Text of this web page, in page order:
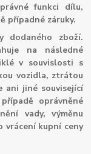
funkci dílu,
případné záruky.
dodaného zboží.
na následné
v souvislosti s
vozidla, ztrátou
ani jiné související
oprávněné
vady, výměnu
vrácení kupní ceny